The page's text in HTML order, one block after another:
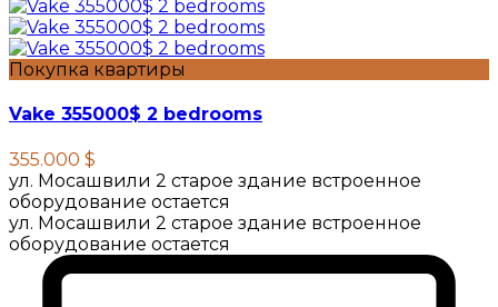
Покупка квартиры
Vake 355000$ 2 bedrooms
355.000 $
ул. Мосашвили 2 старое здание встроенное
оборудование остается
ул. Мосашвили 2 старое здание встроенное
оборудование остается